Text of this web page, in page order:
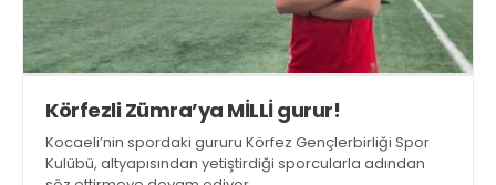
Körfezli Zümra’ya MİLLİ gurur!
Kocaeli’nin spordaki gururu Körfez Gençlerbirliği Spor
Kulübü, altyapısından yetiştirdiği sporcularla adından